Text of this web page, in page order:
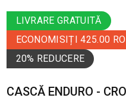
LIVRARE GRATUITĂ
ECONOMISIȚI 425.00
20% REDUCERE
CASCĂ ENDURO -